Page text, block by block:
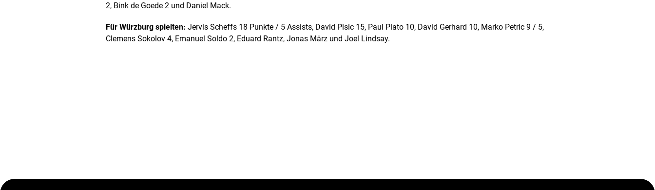
2, Bink de Goede 2 und Daniel Mack.
Für Würzburg spielten: Jervis Scheffs 18 Punkte / 5 Assists, David Pisic 15, Paul Plato 10, David Gerhard 10, Marko Petric 9 / 5,
Clemens Sokolov 4, Emanuel Soldo 2, Eduard Rantz, Jonas März und Joel Lindsay.